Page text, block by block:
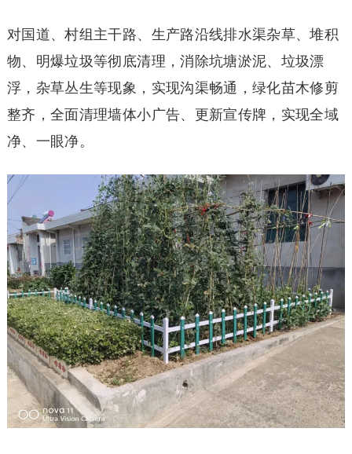
对国道、村组主干路、生产路沿线排水渠杂草、堆积
物、明爆垃圾等彻底清理，消除坑塘淤泥、垃圾漂
浮，杂草丛生等现象，实现沟渠畅通，绿化苗木修剪
整齐，全面清理墙体小广告、更新宣传牌，实现全域
净、一眼净。